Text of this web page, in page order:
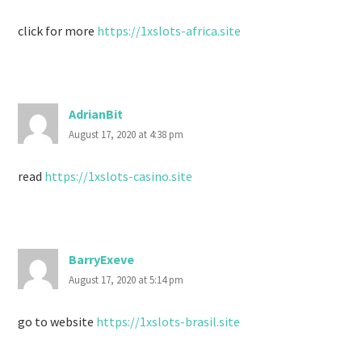
click for more https://1xslots-africa.site
AdrianBit
August 17, 2020 at 4:38 pm
read https://1xslots-casino.site
BarryExeve
August 17, 2020 at 5:14 pm
go to website https://1xslots-brasil.site